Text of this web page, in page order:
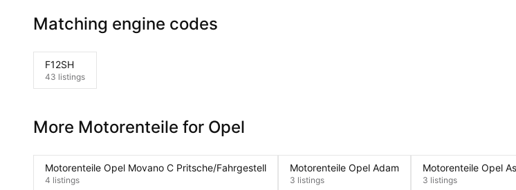
Matching engine codes
F12SH
43 listings
More Motorenteile for Opel
Motorenteile Opel Movano C Pritsche/Fahrgestell
4 listings
Motorenteile Opel Adam
3 listings
Motorenteile Opel
3 listings